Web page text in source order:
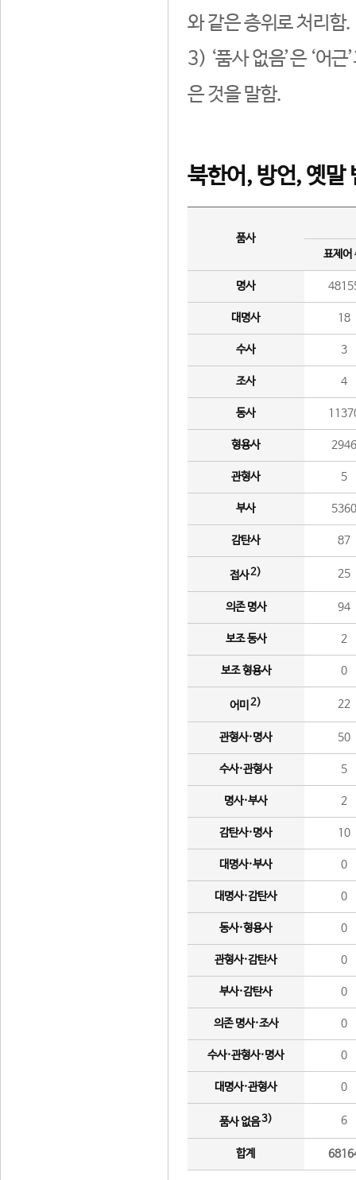
와 같은 층위로 처리함.
3) ‘품사 없음’은 ‘어
은 것을 말함.
북한어, 방언, 옛말
품사
표제어
명사
대명사 18
수사 3
조사 4
동사
형용사 2946
관형사 5
부사 5360
감탄사 87
접사2) 25
의존 명사 94
보조 동사 2
보조 형용사 0
어미 2) 22
관형사·명사 50
수사·관형사 5
명사·부사 2
감탄사·명사 10
대명사·부사 0
대명사·감탄사 0
동사·형용사 0
관형사·감탄사 0
부사·감탄사 0
의존 명사·조사 0
수사·관형사·명사 0
대명사·관형사 0
품사 없음3) 6
합계